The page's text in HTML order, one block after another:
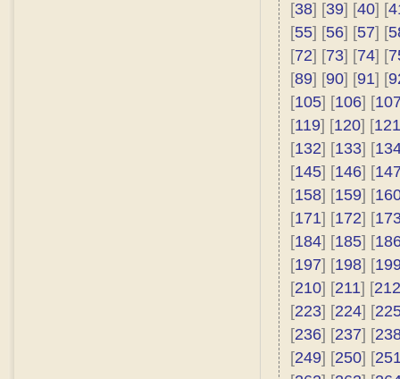
[38] [39] [40] [
[55] [56] [57] [
[72] [73] [74] [
[89] [90] [91] [
[105] [106] [
[119] [120] [121
[132] [133] [
[145] [146] [
[158] [159] [
[171] [172] [
[184] [185] [
[197] [198] [
[210] [211] [212
[223] [224] [
[236] [237] [
[249] [250] [